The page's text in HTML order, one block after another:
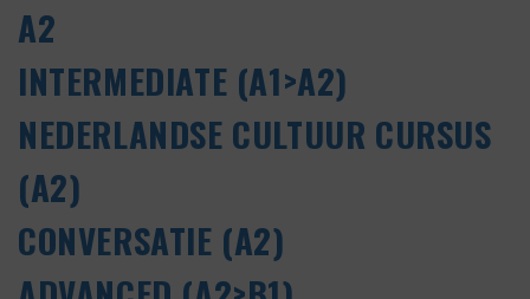
A2
INTERMEDIATE (A1>A2)
NEDERLANDSE CULTUUR CURSUS
(A2)
CONVERSATIE (A2)